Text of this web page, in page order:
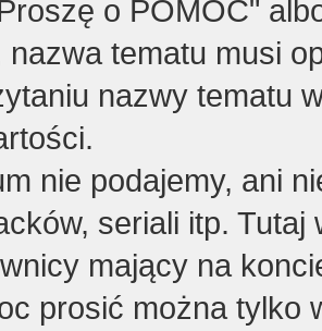
o POMOC"
nazwa tematu musi
nazwy tematu
nie podajemy, ani
seriali itp. Tutaj
mający na
prosić można tylko